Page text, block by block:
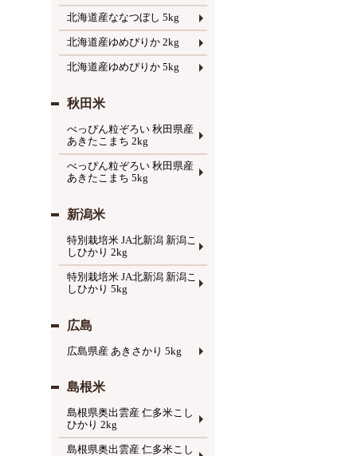
北海道産ななつぼし 5kg
北海道産ゆめぴりか 2kg
北海道産ゆめぴりか 5kg
秋田米
べっぴん粒ぞろい 秋田県産
あきたこまち 2kg
べっぴん粒ぞろい 秋田県産
あきたこまち 5kg
新潟米
特別栽培米 JA北新潟 新潟こ
しひかり 2kg
特別栽培米 JA北新潟 新潟こ
しひかり 5kg
広島
広島県産 あきさかり 5kg
島根米
島根県奥出雲産 仁多米こし
ひかり 2kg
島根県奥出雲産 仁多米こし